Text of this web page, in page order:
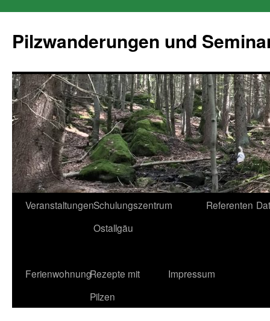
Pilzwanderungen und
Zum
VeranstaltungenSchulungszentrum
Ostallgäu
Referenten
FerienwohnungRezepte mit
Pilzen
Impressum